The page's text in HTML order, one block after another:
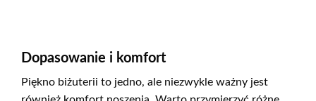
Dopasowanie i komfort
Piękno biżuterii to jedno, ale niezwykle ważny jest